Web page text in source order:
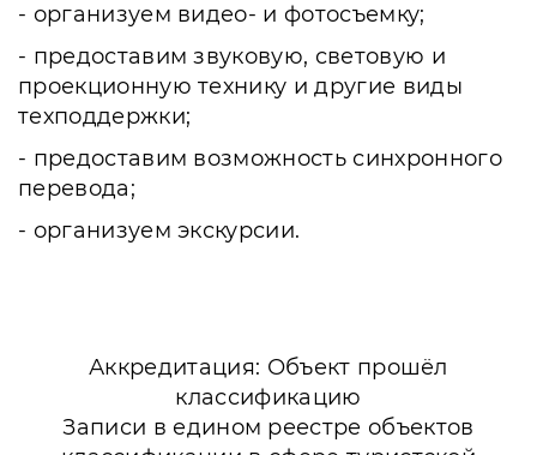
- организуем видео- и фотосъемку;
- предоставим звуковую, световую и
проекционную технику и другие виды
техподдержки;
- предоставим возможность синхронного
перевода;
- организуем экскурсии.
Аккредитация: Объект прошёл
классификацию
Записи в едином реестре объектов